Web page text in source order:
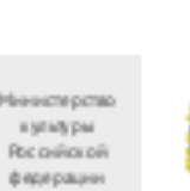
Министерство
культуры
Российской
федерации